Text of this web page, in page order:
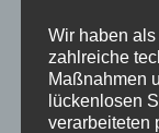
Wir haben
zahlreiche
Maßnahmen
lückenlosen
verarbeiteten